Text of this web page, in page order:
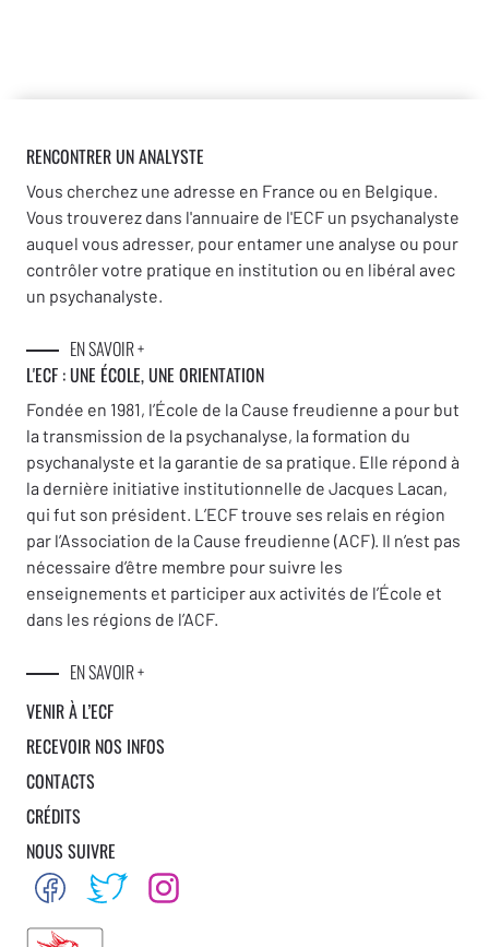
RENCONTRER UN ANALYSTE
Vous cherchez une adresse en France ou en Belgique.
Vous trouverez dans l'annuaire de l'ECF un psychanalyste
auquel vous adresser, pour entamer une analyse ou pour
contrôler votre pratique en institution ou en libéral avec
un psychanalyste.
EN SAVOIR +
L'ECF : UNE ÉCOLE, UNE ORIENTATION
Fondée en 1981, l’École de la Cause freudienne a pour but
la transmission de la psychanalyse, la formation du
psychanalyste et la garantie de sa pratique. Elle répond à
la dernière initiative institutionnelle de Jacques Lacan,
qui fut son président. L’ECF trouve ses relais en région
par l’Association de la Cause freudienne (ACF). Il n’est pas
nécessaire d’être membre pour suivre les
enseignements et participer aux activités de l’École et
dans les régions de l’ACF.
EN SAVOIR +
VENIR À L’ECF
RECEVOIR NOS INFOS
CONTACTS
CRÉDITS
NOUS SUIVRE